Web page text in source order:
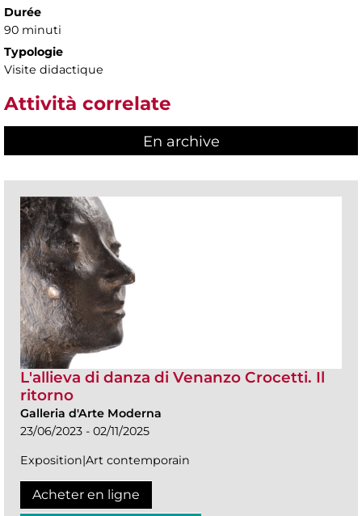
Durée
90 minuti
Typologie
Visite didactique
Attività correlate
En archive
L'allieva di danza di Venanzo Crocetti. Il
ritorno
Galleria d'Arte Moderna
23/06/2023 - 02/11/2025
Exposition|Art contemporain
Acheter en ligne